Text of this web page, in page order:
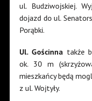
ul. Budziwojskiej.
dojazd do ul.
Porąbki.
Ul. Gościnna także
ok. 30 m
mieszkańcy będą
z ul. Wojtyły.